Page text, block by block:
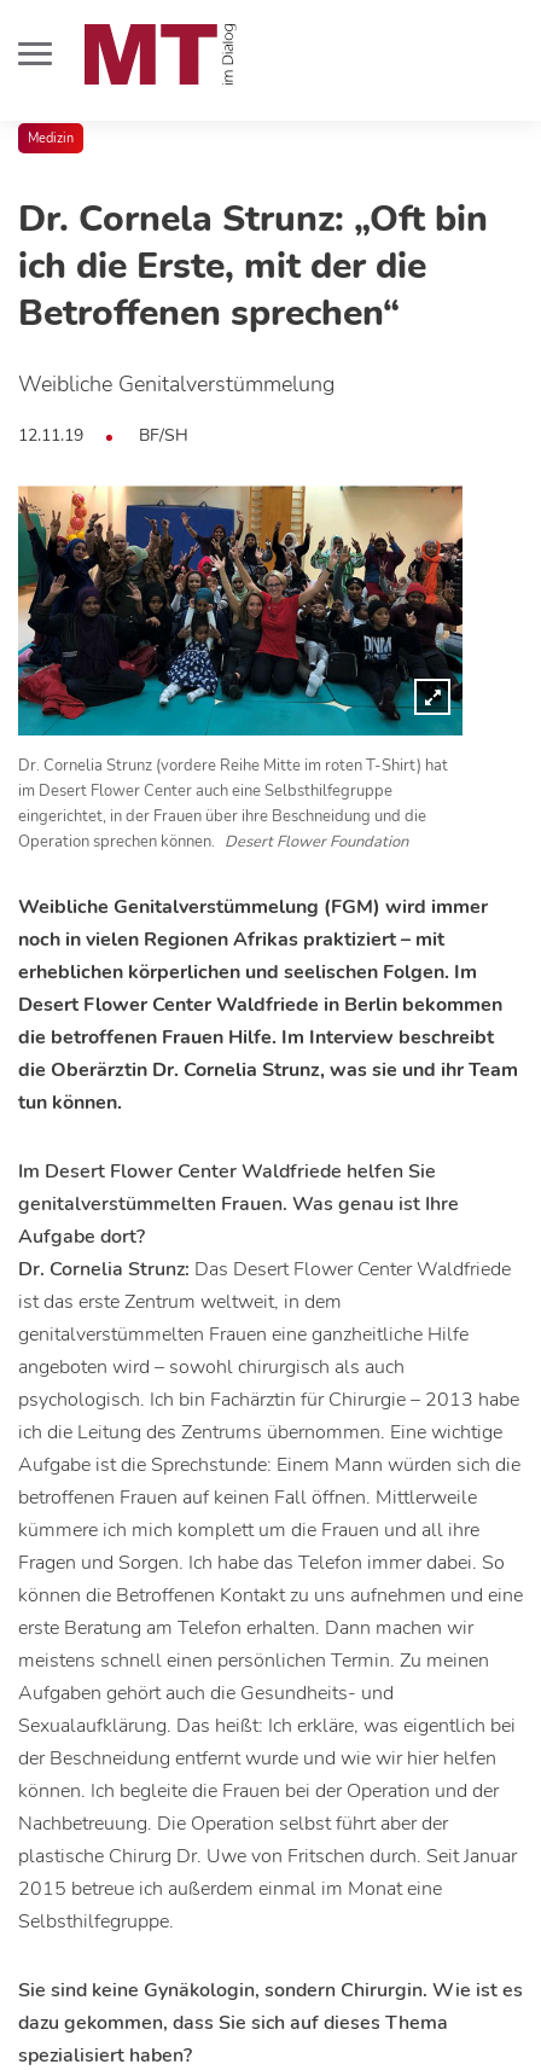
Medizin
Dr. Cornela Strunz: „Oft bin
ich die Erste, mit der die
Betroffenen sprechen“
Weibliche Genitalverstümmelung
12.11.19 BF/SH
Dr. Cornelia Strunz (vordere Reihe Mitte im roten T-Shirt) hat
im Desert Flower Center auch eine Selbsthilfegruppe
eingerichtet, in der Frauen über ihre Beschneidung und die
Operation sprechen können. Desert Flower Foundation
Weibliche Genitalverstümmelung (FGM) wird immer
noch in vielen Regionen Afrikas praktiziert – mit
erheblichen körperlichen und seelischen Folgen. Im
Desert Flower Center Waldfriede in Berlin bekommen
die betroffenen Frauen Hilfe. Im Interview beschreibt
die Oberärztin Dr. Cornelia Strunz, was sie und ihr Team
tun können.
Im Desert Flower Center Waldfriede helfen Sie
genitalverstümmelten Frauen. Was genau ist Ihre
Aufgabe dort?
Dr. Cornelia Strunz: Das Desert Flower Center Waldfriede
ist das erste Zentrum weltweit, in dem
genitalverstümmelten Frauen eine ganzheitliche Hilfe
angeboten wird – sowohl chirurgisch als auch
psychologisch. Ich bin Fachärztin für Chirurgie – 2013 habe
ich die Leitung des Zentrums übernommen. Eine wichtige
Aufgabe ist die Sprechstunde: Einem Mann würden sich die
betroffenen Frauen auf keinen Fall öffnen. Mittlerweile
kümmere ich mich komplett um die Frauen und all ihre
Fragen und Sorgen. Ich habe das Telefon immer dabei. So
können die Betroffenen Kontakt zu uns aufnehmen und eine
erste Beratung am Telefon erhalten. Dann machen wir
meistens schnell einen persönlichen Termin. Zu meinen
Aufgaben gehört auch die Gesundheits- und
Sexualaufklärung. Das heißt: Ich erkläre, was eigentlich bei
der Beschneidung entfernt wurde und wie wir hier helfen
können. Ich begleite die Frauen bei der Operation und der
Nachbetreuung. Die Operation selbst führt aber der
plastische Chirurg Dr. Uwe von Fritschen durch. Seit Januar
2015 betreue ich außerdem einmal im Monat eine
Selbsthilfegruppe.
Sie sind keine Gynäkologin, sondern Chirurgin. Wie ist es
dazu gekommen, dass Sie sich auf dieses Thema
spezialisiert haben?